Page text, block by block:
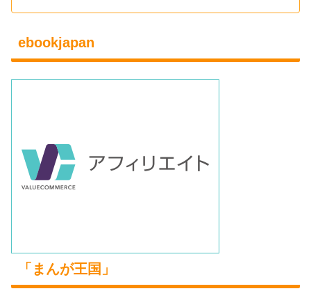
ebookjapan
「まんが王国」